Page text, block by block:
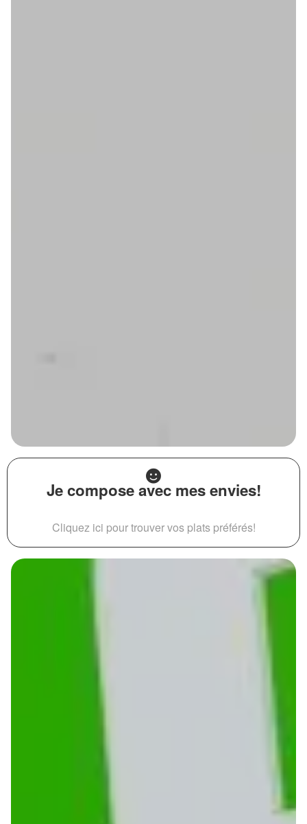
Je compose avec mes envies!
Cliquez ici pour trouver vos plats préférés!